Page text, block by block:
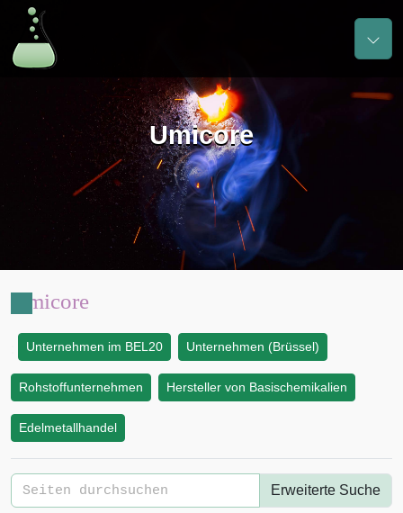
Umicore
Umicore
Unternehmen im BEL20 Unternehmen (Brüssel)
Rohstoffunternehmen Hersteller von Basischemikalien
Edelmetallhandel
Erweiterte Suche